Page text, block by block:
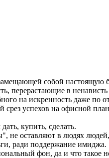
собой настоящую
перeрастающие в ненависть
на иcкренность даже по
успехов на офисной
купить, сделать.
не оставляют в людях
ради поддержание имиджа.
фон, да и что такое